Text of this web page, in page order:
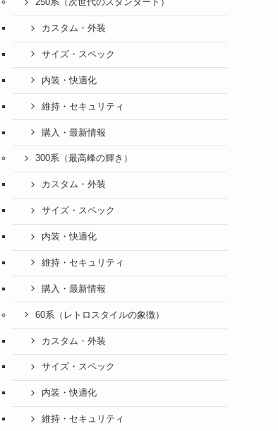
250系（次世代のスタンダード）
カスタム・外装
サイズ・スペック
内装・快適化
維持・セキュリティ
購入・最新情報
300系（最高峰の輝き）
カスタム・外装
サイズ・スペック
内装・快適化
維持・セキュリティ
購入・最新情報
60系（レトロスタイルの象徴）
カスタム・外装
サイズ・スペック
内装・快適化
維持・セキュリティ